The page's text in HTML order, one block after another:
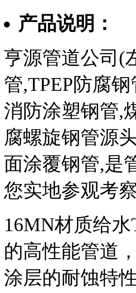
产品说明：
亨源管道公司(
管,TPEP防腐
消防涂塑钢管,
腐螺旋钢管源
面涂覆钢管,是
您实地参观考察
16MN材质给
的高性能管道
涂层的耐蚀特